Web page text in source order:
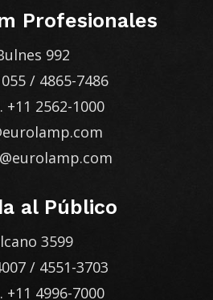
Profesionales
992
/ 4865-7486
+11 2562-1000
al Público
3599
/ 4551-3703
+11 4996-7000